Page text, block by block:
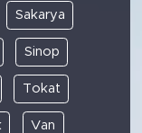
Sakarya
Sinop
Tokat
Van